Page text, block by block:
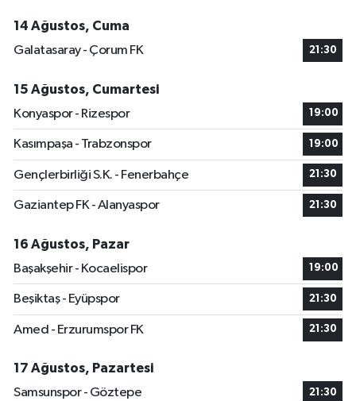
14 Ağustos, Cuma
Galatasaray - Çorum FK
21:30
15 Ağustos, Cumartesi
Konyaspor - Rizespor
19:00
Kasımpaşa - Trabzonspor 19:00
Gençlerbirliği S.K. - Fenerbahçe 21:30
Gaziantep FK - Alanyaspor 21:30
16 Ağustos, Pazar
Başakşehir - Kocaelispor
19:00
Beşiktaş - Eyüpspor 21:30
Amed - Erzurumspor FK 21:30
17 Ağustos, Pazartesi
Samsunspor - Göztepe
21:30